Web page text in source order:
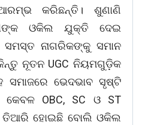
କରିଛନ୍ତି। ଶୁଣାଣି
ଓକିଲ ଯୁକ୍ତି ଦେଇ
ନାଗରିକଙ୍କୁ ସମାନ
ନୂତନ UGC ନିୟମଗୁଡ଼ିକ
ସମାଜରେ ଭେଦଭାବ ସୃଷ୍ଟି
OBC, SC ଓ ST
ତିଆରି ହୋଇଛି ବୋଲି ଓକିଲ